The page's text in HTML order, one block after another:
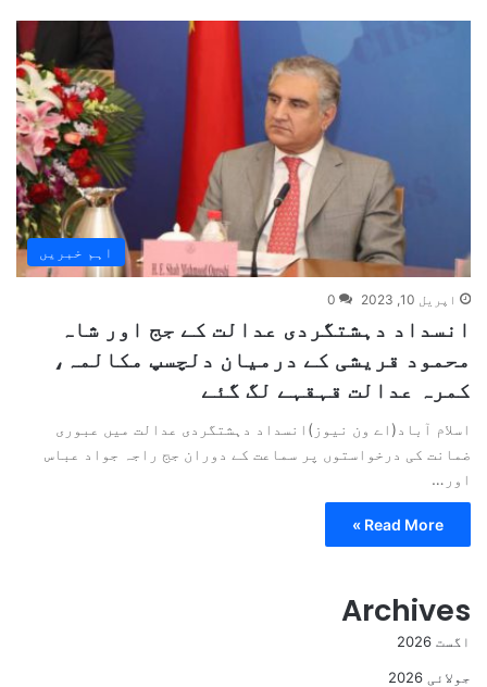
اہم خبریں
اپریل 10, 2023 0
انسداد دہشتگردی عدالت کے جج اور شاہ
محمود قریشی کے درمیان دلچسپ مکالمہ،
کمرہ عدالت قہقہے لگ گئے
اسلام آباد(اے ون نیوز)انسداد دہشتگردی عدالت میں عبوری
ضمانت کی درخواستوں پر سماعت کے دوران جج راجہ جواد عباس
اور…
Read More »
Archives
اگست 2026
جولائی 2026